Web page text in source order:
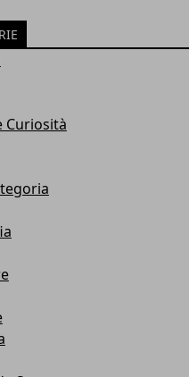
Curiosità